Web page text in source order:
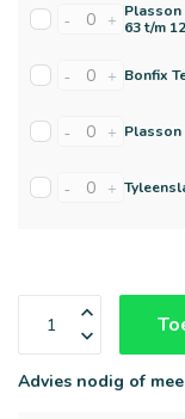
- + 63 t/m
- + Bonfix
- + Plasson
- +
Advies nodig of